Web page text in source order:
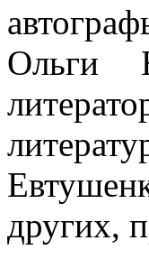
Ольги
других,